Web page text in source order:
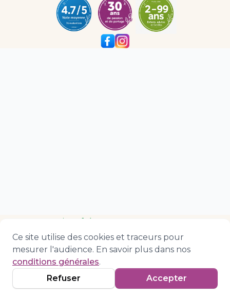
Quelles activités propose Colipain ?
À qui s’adressent les cours adultes ?
Ce site utilise des cookies et traceurs pour
mesurer l'audience. En savoir plus dans nos
conditions générales.
Refuser
Accepter